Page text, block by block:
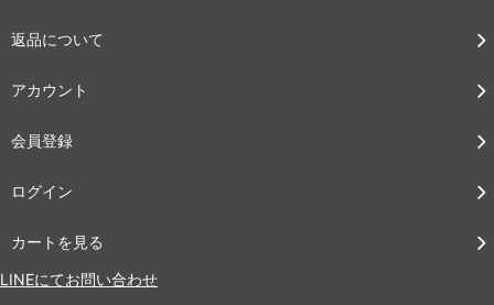
返品について
アカウント
会員登録
ログイン
カートを見る
LINEにてお問い合わせ